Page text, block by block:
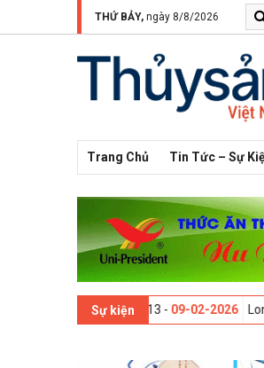
THỨ BẢY, ngày 8/8/2026
Trang Chủ Tin Tức – Sự
Sự kiện
Thế giới lần thứ 13 -09-02-2026 London, UK